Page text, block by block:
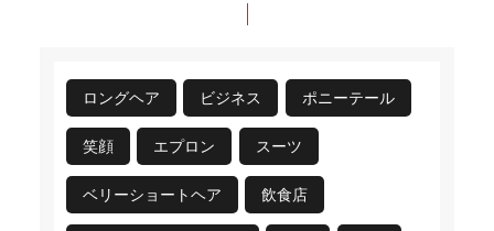
ロングヘア ビジネス ポニーテール
笑顔 エプロン スーツ
ベリーショートヘア 飲食店